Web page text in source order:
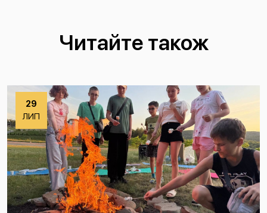
Читайте також
29
ЛИП